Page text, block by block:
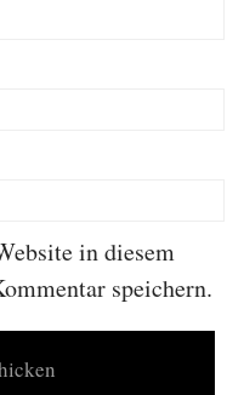
in diesem
speichern.